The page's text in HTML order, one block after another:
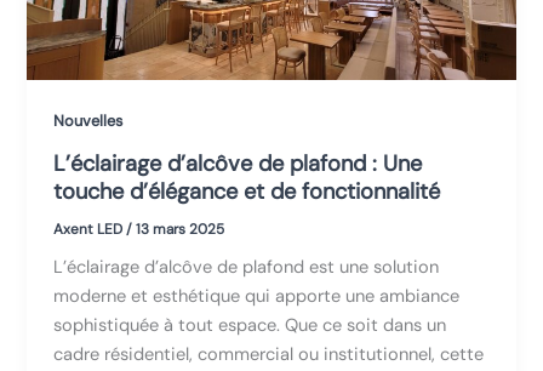
Nouvelles
L’éclairage d’alcôve de plafond : Une
touche d’élégance et de fonctionnalité
Axent LED/13 mars 2025
L’éclairage d’alcôve de plafond est une solution
moderne et esthétique qui apporte une ambiance
sophistiquée à tout espace. Que ce soit dans un
cadre résidentiel, commercial ou institutionnel, cette